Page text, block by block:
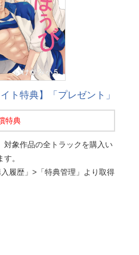
ト特典】「プレゼント」
特典
対象作品の全トラックを購入い
。
履歴」>「特典管理」より取得